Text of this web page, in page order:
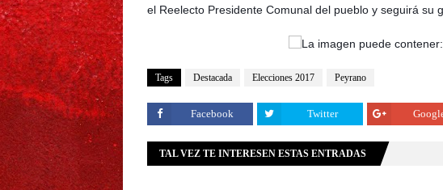
el Reelecto Presidente Comunal del pueblo y seguirá su
Tags Destacada Elecciones 2017 Peyrano
Facebook Twitter
TAL VEZ TE INTERESEN ESTAS ENTRADAS